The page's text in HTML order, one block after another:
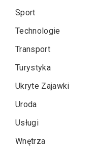
Sport
Technologie
Transport
Turystyka
Ukryte Zajawki
Uroda
Usługi
Wnętrza